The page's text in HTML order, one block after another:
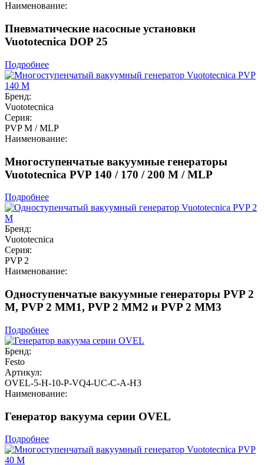
Наименование:
Пневматические насосные установки
Vuototecnica DOP 25
Подробнее
Бренд:
Vuototecnica
Серия:
PVP M / MLP
Наименование:
Многоступенчатые вакуумные генераторы
Vuototecnica PVP 140 / 170 / 200 M / MLP
Подробнее
Бренд:
Vuototecnica
Серия:
PVP 2
Наименование:
Одноступенчатые вакуумные генераторы PVP 2
M, PVP 2 MM1, PVP 2 MM2 и PVP 2 MM3
Подробнее
Бренд:
Festo
Артикул:
OVEL-5-H-10-P-VQ4-UC-C-A-H3
Наименование:
Генератор вакуума серии OVEL
Подробнее